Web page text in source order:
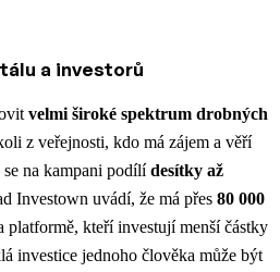
a investorů
velmi široké spektrum drobných
z veřejnosti, kdo má zájem a věří
na kampani podílídesítky až
Investown uvádí, že má přes 80 000
platformě​, kteří investují menší částky
investice jednoho člověka může být